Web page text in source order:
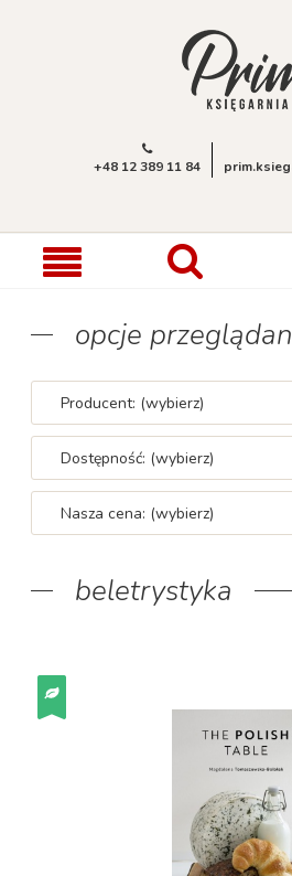
+48 12 389 11 84
opcje
Producent: (wybierz)
Dostępność: (wybierz)
Nasza cena: (wybierz)
beletrystyka